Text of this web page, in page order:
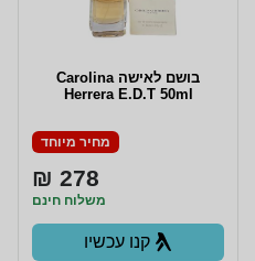
בושם לאישה Carolina
Herrera E.D.T 50ml
מחיר מיוחד
278 ₪
משלוח חינם
קנו עכשיו